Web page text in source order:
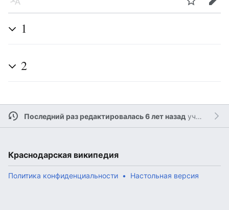
Язык Следить
1
2
Последний раз редактировалась 6 лет назадучастником
Краснодарская википедия
Политика конфиденциальности Настольная версия